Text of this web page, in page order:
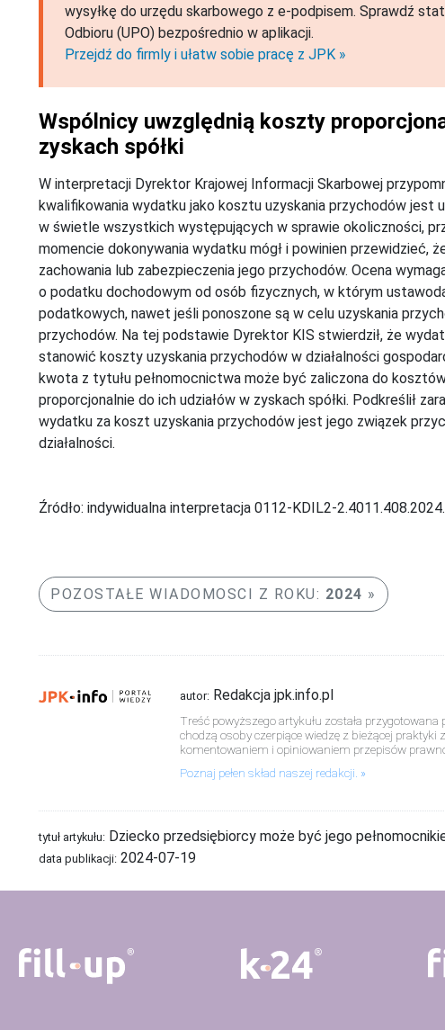
wysyłkę do urzędu skarbowego z e-podpisem. Sprawdź
Odbioru (UPO) bezpośrednio w aplikacji.
Przejdź do firmly i ułatw sobie pracę z JPK »
Wspólnicy uwzględnią koszty
zyskach spółki
W interpretacji Dyrektor Krajowej Informacji Skarbowej
kwalifikowania wydatku jako kosztu uzyskania przychodów jest
w świetle wszystkich występujących w sprawie okoliczności,
momencie dokonywania wydatku mógł i powinien przewidzieć,
zachowania lub zabezpieczenia jego przychodów. Ocena
o podatku dochodowym od osób fizycznych, w którym
podatkowych, nawet jeśli ponoszone są w celu uzyskania
przychodów. Na tej podstawie Dyrektor KIS stwierdził, że
stanowić koszty uzyskania przychodów w działalności
kwota z tytułu pełnomocnictwa może być zaliczona do
proporcjonalnie do ich udziałów w zyskach spółki. Podkreślił
wydatku za koszt uzyskania przychodów jest jego związek
działalności.
Źródło: indywidualna interpretacja 0112-KDIL2-
POZOSTAŁE WIADOMOSCI Z ROKU: 2024
autor: Redakcja jpk.info.pl
Treść powyższego artykułu została
chodzą osoby czerpiące wiedzę z bieżącej praktyki
komentowaniem i opiniowaniem przepisów
Poznaj pełen skład naszej redakcji.
tytuł artykułu: Dziecko przedsiębiorcy może być jego
data publikacji: 2024-07-19